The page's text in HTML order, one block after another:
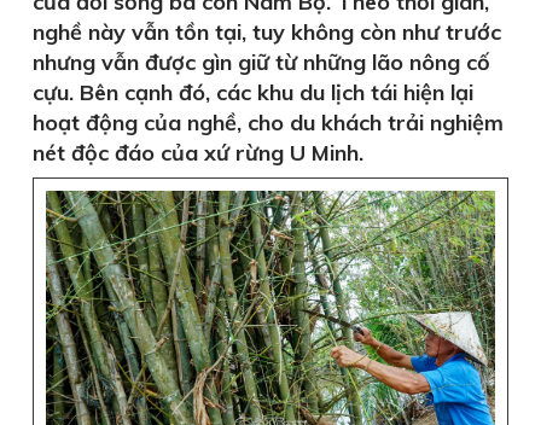
nghề này vẫn tồn tại, tuy không còn như trước
nhưng vẫn được gìn giữ từ những lão nông cố
cựu. Bên cạnh đó, các khu du lịch tái hiện lại
hoạt động của nghề, cho du khách trải nghiệm
nét độc đáo của xứ rừng U Minh.